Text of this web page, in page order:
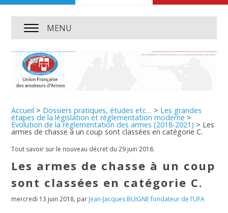
MENU
Accueil > Dossiers pratiques, études etc… > Les grandes
étapes de la législation et règlementation moderne >
Evolution de la règlementation des armes (2018-2021) > Les
armes de chasse à un coup sont classées en catégorie C.
Tout savoir sur le nouveau décret du 29 juin 2018.
Les armes de chasse à un coup
sont classées en catégorie C.
mercredi 13 juin 2018, par Jean-Jacques BUIGNE fondateur de l’UFA